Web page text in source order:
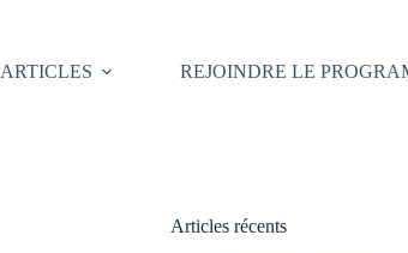
ARTICLES REJOINDRE LE
Articles récents